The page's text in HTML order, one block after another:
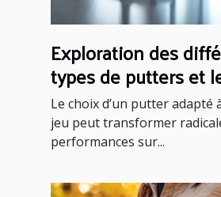
Exploration des
types de putters et
sur votre
Le choix d’un putter adapté
jeu peut transformer
performances sur...